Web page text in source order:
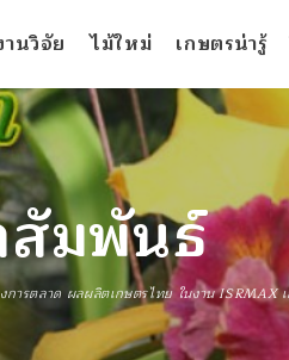
านวิจัย ไม้ใหม่ เกษตรน่ารู้
สัมพันธ์
การตลาด ผลผลิตเกษตรไทย ในงาน ISRMAX